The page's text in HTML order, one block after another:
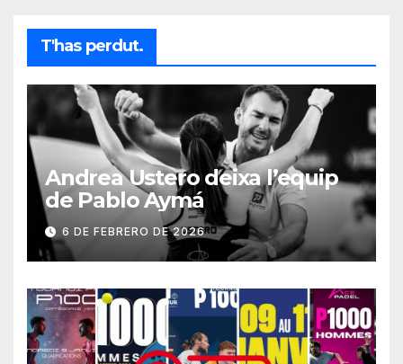
T'has perdut.
Andrea Ustero deixa l’equip
de Pablo Aymá
6 DE FEBRERO DE 2026